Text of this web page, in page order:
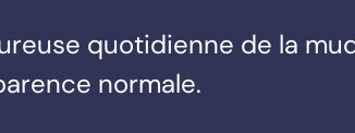
quotidienne de la
normale.